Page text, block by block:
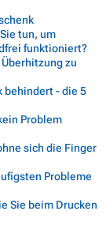
tun, um
funktioniert?
zu
behindert - die 5
Problem
sich die Finger
Probleme
Sie beim Drucken